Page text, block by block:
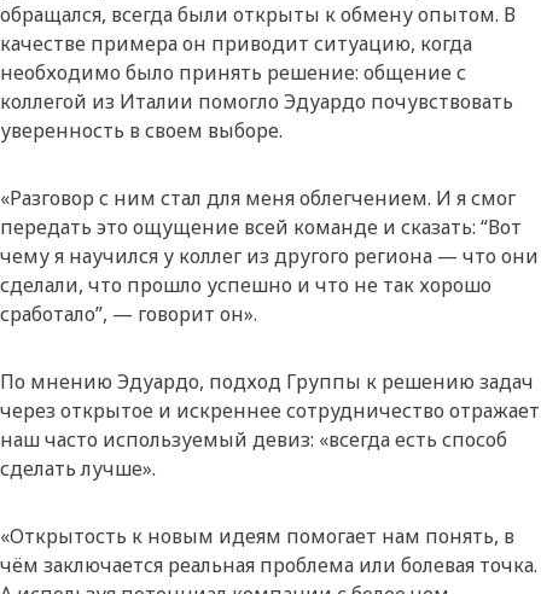
обращался, всегда были открыты к обмену опытом. В
качестве примера он приводит ситуацию, когда
необходимо было принять решение: общение с
коллегой из Италии помогло Эдуардо почувствовать
уверенность в своем выборе.
«Разговор с ним стал для меня облегчением. И я смог
передать это ощущение всей команде и сказать: “Вот
чему я научился у коллег из другого региона — что они
сделали, что прошло успешно и что не так хорошо
сработало”, — говорит он».
По мнению Эдуардо, подход Группы к решению задач
через открытое и искреннее сотрудничество отражает
наш часто используемый девиз: «всегда есть способ
сделать лучше».
«Открытость к новым идеям помогает нам понять, в
чём заключается реальная проблема или болевая точка.